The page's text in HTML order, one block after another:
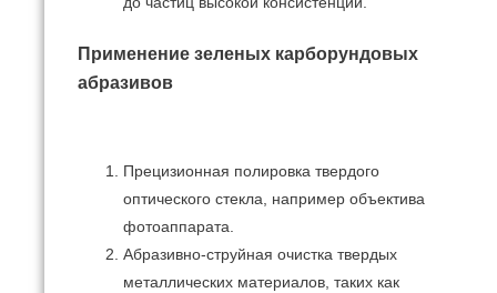
Применение зеленых карборундовых
абразивов
Прецизионная полировка твердого
оптического стекла, например объектива
фотоаппарата.
Абразивно-струйная очистка твердых
металлических материалов, таких как